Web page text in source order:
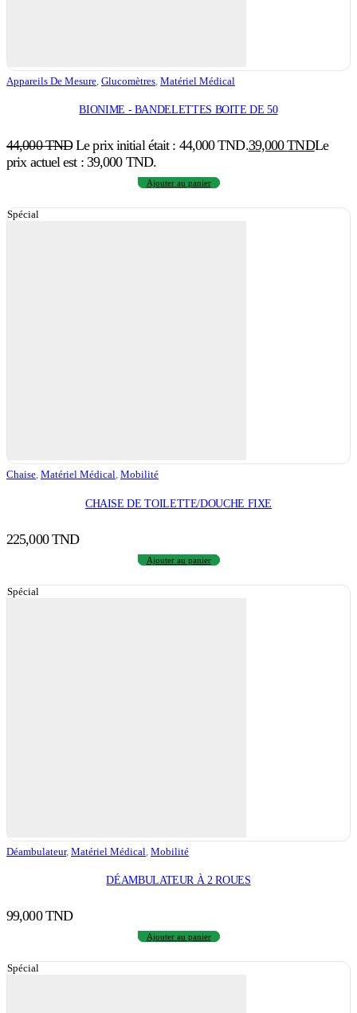
Appareils De Mesure, Glucomètres, Matériel Médical
BIONIME - BANDELETTES BOITE DE 50
44,000TND Le prix initial était : 44,000 TND.39,000TNDLe
prix actuel est : 39,000 TND.
Ajouter au panier
Spécial
Chaise, Matériel Médical, Mobilité
CHAISE DE TOILETTE/DOUCHE FIXE
225,000TND
Ajouter au panier
Spécial
Déambulateur, Matériel Médical Mobilité
DÉAMBULATEUR À 2 ROUES
99,000TND
Ajouter au panier
Spécial